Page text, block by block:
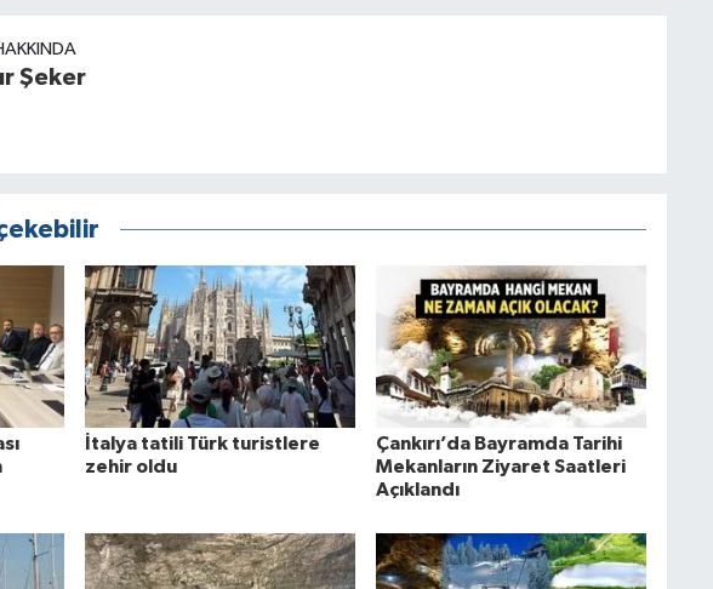
Şeker
İtalya tatili Türk turistlere
zehir oldu
Çankırı’da Bayramda Tarihi
Mekanların Ziyaret Saatleri
Açıklandı